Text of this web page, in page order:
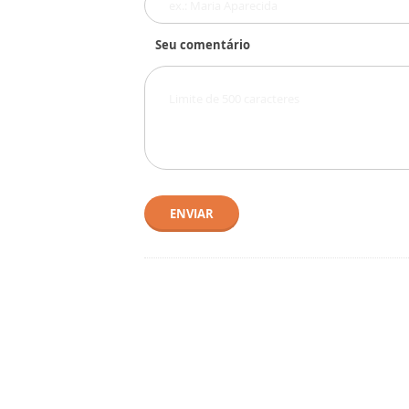
Seu comentário
ENVIAR